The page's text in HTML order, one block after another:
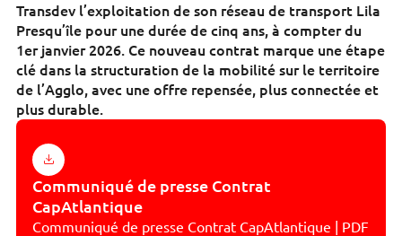
Transdev l’exploitation de son réseau de transport Lila
Presqu’île pour une durée de cinq ans, à compter du
1er janvier 2026. Ce nouveau contrat marque une étape
clé dans la structuration de la mobilité sur le territoire
de l’Agglo, avec une offre repensée, plus connectée et
plus durable.
Communiqué de presse Contrat
CapAtlantique
Communiqué de presse Contrat CapAtlantique | PDF